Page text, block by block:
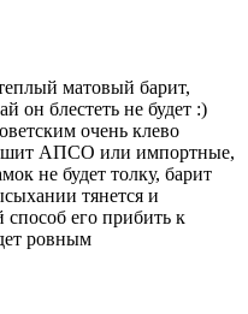
матовый барит,
он блестеть не будет :)
очень клево
АПСО или импортные,
не будет толку, барит
тянется и
его прибить к
ровным